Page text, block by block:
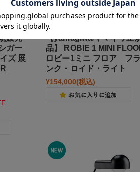
販売
ガー
ズ 展
【yamagiwa/ヤマギワ正
品】 ROBIE 1 MINI
ロビー1ミニ フロア フラ
ンク・ロイド・ライト
¥154,000(税込)